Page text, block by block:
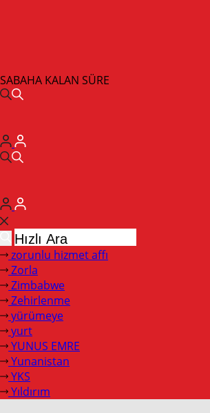
SABAHA KALAN SÜRE
zorunlu hizmet affı
Zorla
Zimbabwe
Zehirlenme
yürümeye
yurt
YUNUS EMRE
Yunanistan
YKS
Yıldırım